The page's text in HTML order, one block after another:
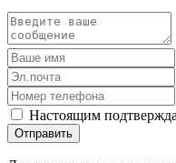
Настоящим
Отправить